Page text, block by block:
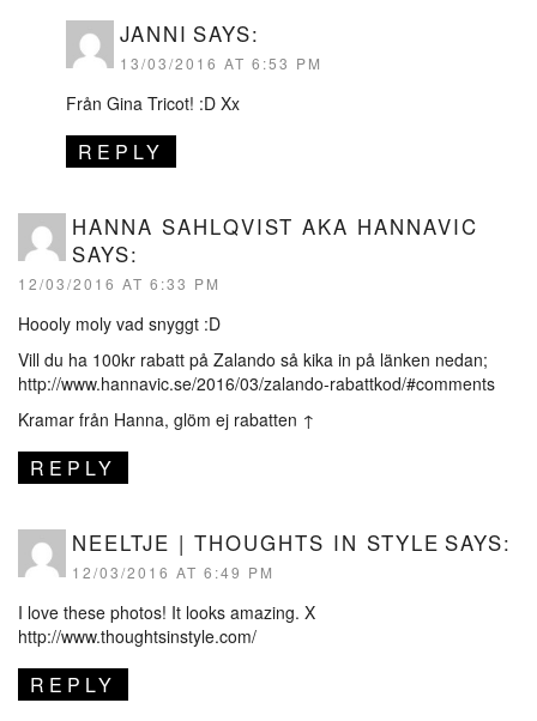
JANNI SAYS:
13/03/2016 AT 6:53 PM
Från Gina Tricot! :D Xx
REPLY
HANNA SAHLQVIST AKA HANNAVIC
SAYS:
12/03/2016 AT 6:33 PM
Hoooly moly vad snyggt :D
Vill du ha 100kr rabatt på Zalando så kika in på länken nedan;
http://www.hannavic.se/2016/03/zalando-rabattkod/#comments
Kramar från Hanna, glöm ej rabatten ↑
REPLY
NEELTJE | THOUGHTS IN STYLE SAYS:
12/03/2016 AT 6:49 PM
I love these photos! It looks amazing. X
http://www.thoughtsinstyle.com/
REPLY